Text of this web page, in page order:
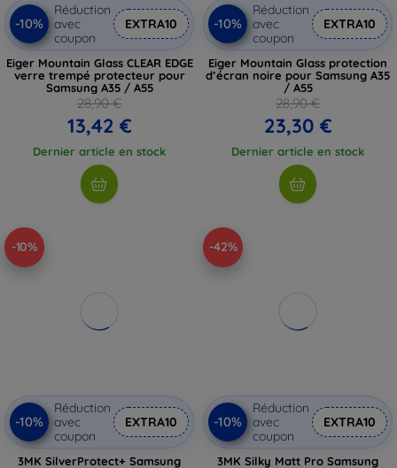
-10%
Réduction
avec
coupon
EXTRA10
Eiger Mountain Glass CLEAR EDGE
verre trempé protecteur pour
Samsung A35 / A55
28,90 €
13,42 €
Dernier article en stock
-10%
Réduction
avec
coupon
EXTRA10
Eiger Mountain Glass protection
d’écran noire pour Samsung A35
/ A55
28,90 €
23,30 €
Dernier article en stock
-10%
-10%
Réduction
avec
coupon
EXTRA10
3MK SilverProtect+ Samsung
-42%
-10%
Réduction
avec
coupon
EXTRA10
3MK Silky Matt Pro Samsung